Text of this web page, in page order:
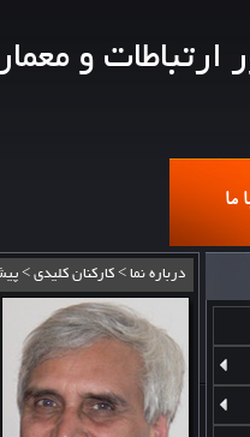
و
ما
درباره نما > کارکنان کلیدی >